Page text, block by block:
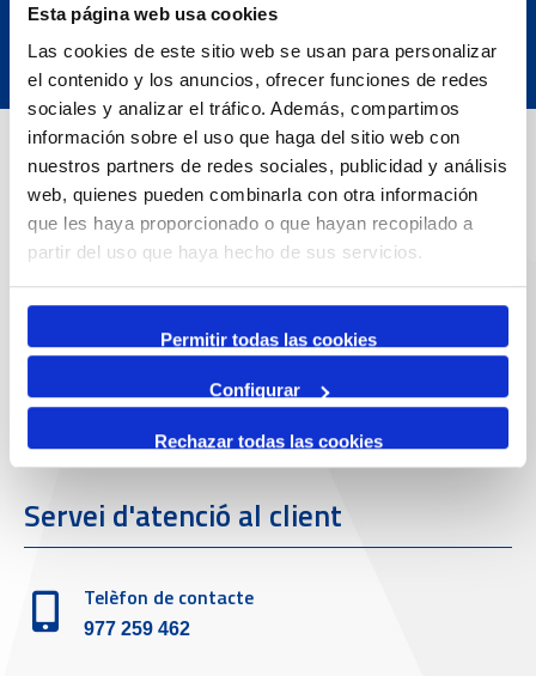
Esta página web usa cookies
Las cookies de este sitio web se usan para personalizar
el contenido y los anuncios, ofrecer funciones de redes
sociales y analizar el tráfico. Además, compartimos
información sobre el uso que haga del sitio web con
nuestros partners de redes sociales, publicidad y análisis
web, quienes pueden combinarla con otra información
que les haya proporcionado o que hayan recopilado a
partir del uso que haya hecho de sus servicios.
Permitir todas las cookies
Configurar
Rechazar todas las cookies
Dades de Contacte
Adreça
Passeig de l'Escullera s/n, 43004 Tarragona
977 259 400
(+34) 900 229 900
Servei d'atenció al client
Telèfon de contacte
977 259 462